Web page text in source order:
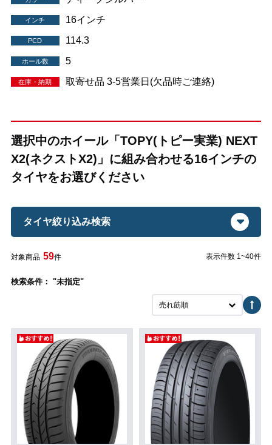
インチ 16インチ
PCD 114.3
ホール数 5
在庫・納期 取寄せ品 3-5営業日(欠品時ご連絡)
選択中のホイール「TOPY(トピー実業) NEXT
X2(ネクストX2)」に組み合わせる16インチの
タイヤをお選びください
タイヤ絞り込み検索
対象商品 59件 表示件数 1~40件
検索条件： "未指定"
売れ筋順